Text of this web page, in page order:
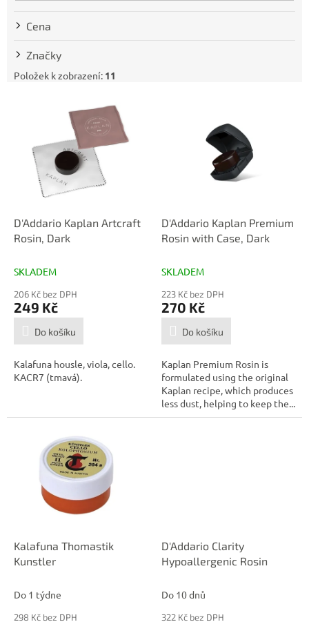
Cena
Značky
Položek k zobrazení: 11
D'Addario Kaplan Artcraft
Rosin, Dark
SKLADEM
206 Kč bez DPH
249 Kč
Do košíku
Kalafuna housle, viola, cello.
KACR7 (tmavá).
D'Addario Kaplan Premium
Rosin with Case, Dark
SKLADEM
223 Kč bez DPH
270 Kč
Do košíku
Kaplan Premium Rosin is
formulated using the original
Kaplan recipe, which produces
less dust, helping to keep the...
Kalafuna Thomastik
Kunstler
Do 1 týdne
298 Kč bez DPH
D'Addario Clarity
Hypoallergenic Rosin
Do 10 dnů
322 Kč bez DPH